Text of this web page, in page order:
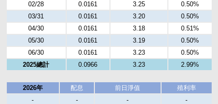
02/28
0.0161 3.25
0.50%
03/31
0.0161 3.20
0.50%
04/30
0.0161 3.18
0.51%
05/30
0.0161 3.19
0.50%
06/30
0.0161 3.23
0.50%
2025總計
0.0966 3.23 2.99%
2026年 配息 前日淨值
殖利率
-
- - -